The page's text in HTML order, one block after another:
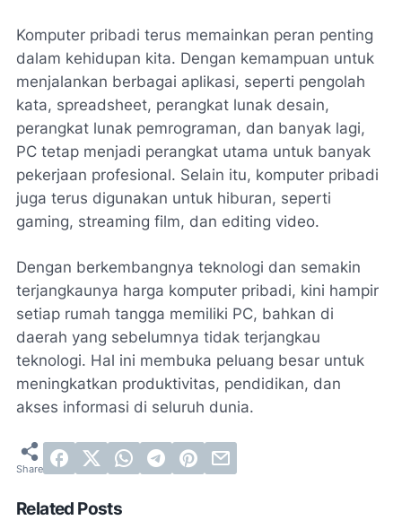
Komputer pribadi terus memainkan peran penting
dalam kehidupan kita. Dengan kemampuan untuk
menjalankan berbagai aplikasi, seperti pengolah
kata, spreadsheet, perangkat lunak desain,
perangkat lunak pemrograman, dan banyak lagi,
PC tetap menjadi perangkat utama untuk banyak
pekerjaan profesional. Selain itu, komputer pribadi
juga terus digunakan untuk hiburan, seperti
gaming, streaming film, dan editing video.
Dengan berkembangnya teknologi dan semakin
terjangkaunya harga komputer pribadi, kini hampir
setiap rumah tangga memiliki PC, bahkan di
daerah yang sebelumnya tidak terjangkau
teknologi. Hal ini membuka peluang besar untuk
meningkatkan produktivitas, pendidikan, dan
akses informasi di seluruh dunia.
Related Posts